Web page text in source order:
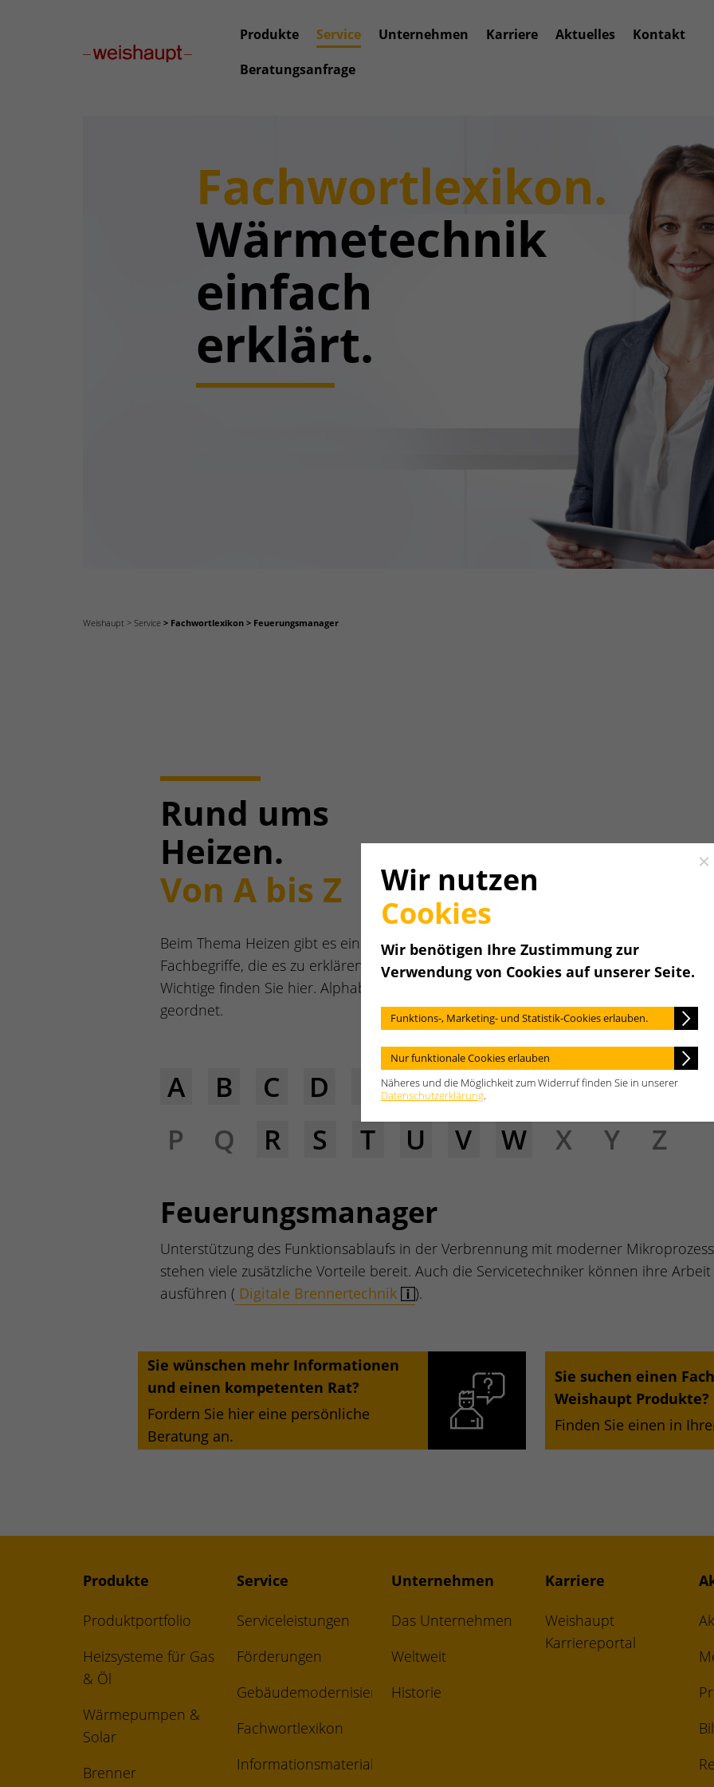
Produkte Service Unternehmen Karriere Aktuelles
Kontakt
Beratungsanfrage
Fachwortlexikon.
Wärmetechnik
einfach
erklärt.
Weishaupt Service Fachwortlexikon Feuerungsmanager
Rund ums
Heizen.
Von A bis Z
Beim Thema Heizen gibt es einige
Fachbegriffe, die es zu erklären gilt. Alles
Wichtige finden Sie hier. Alphabethisch
geordnet.
A B C D F G H I J K
P
Q R S T U V W X Y Z
Feuerungsmanager
Unterstützung des Funktionsablaufs in der Verbrennung mit moderner
stehen viele zusätzliche Vorteile bereit. Auch die Servicetechniker können ihre
ausführen ( Digitale Brennertechnik ).
Sie wünschen mehr Informationen
und einen kompetenten Rat?
Fordern Sie hier eine persönliche
Beratung an.
Sie suchen einen
Weishaupt Produkte?
Finden Sie einen in
Produkte
Produktportfolio
Heizsysteme für Gas
& Öl
Wärmepumpen &
Solar
Brenner
Service
Serviceleistungen
Förderungen
Gebäudemodernisierungsgesetz
Fachwortlexikon
Informationsmaterial
Unternehmen
Das Unternehmen
Weltweit
Historie
Karriere
Weishaupt
Karriereportal
Wir nutzen
Cookies
Wir benötigen Ihre Zustimmung zur
Verwendung von Cookies auf unserer Seite.
Funktions-, Marketing- und Statistik-Cookies erlauben.
Nur funktionale Cookies erlauben
Näheres und die Möglichkeit zum Widerruf finden Sie in unserer
Datenschutzerklärung.